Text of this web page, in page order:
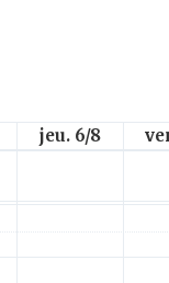
jeu. 6/8